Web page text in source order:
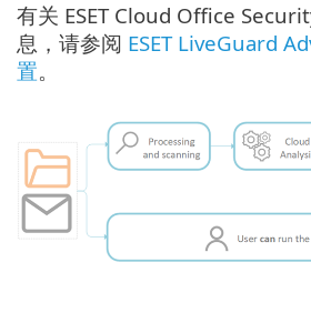
有关 ESET Cloud Office
息，请参阅 ESET LiveGuard
置。